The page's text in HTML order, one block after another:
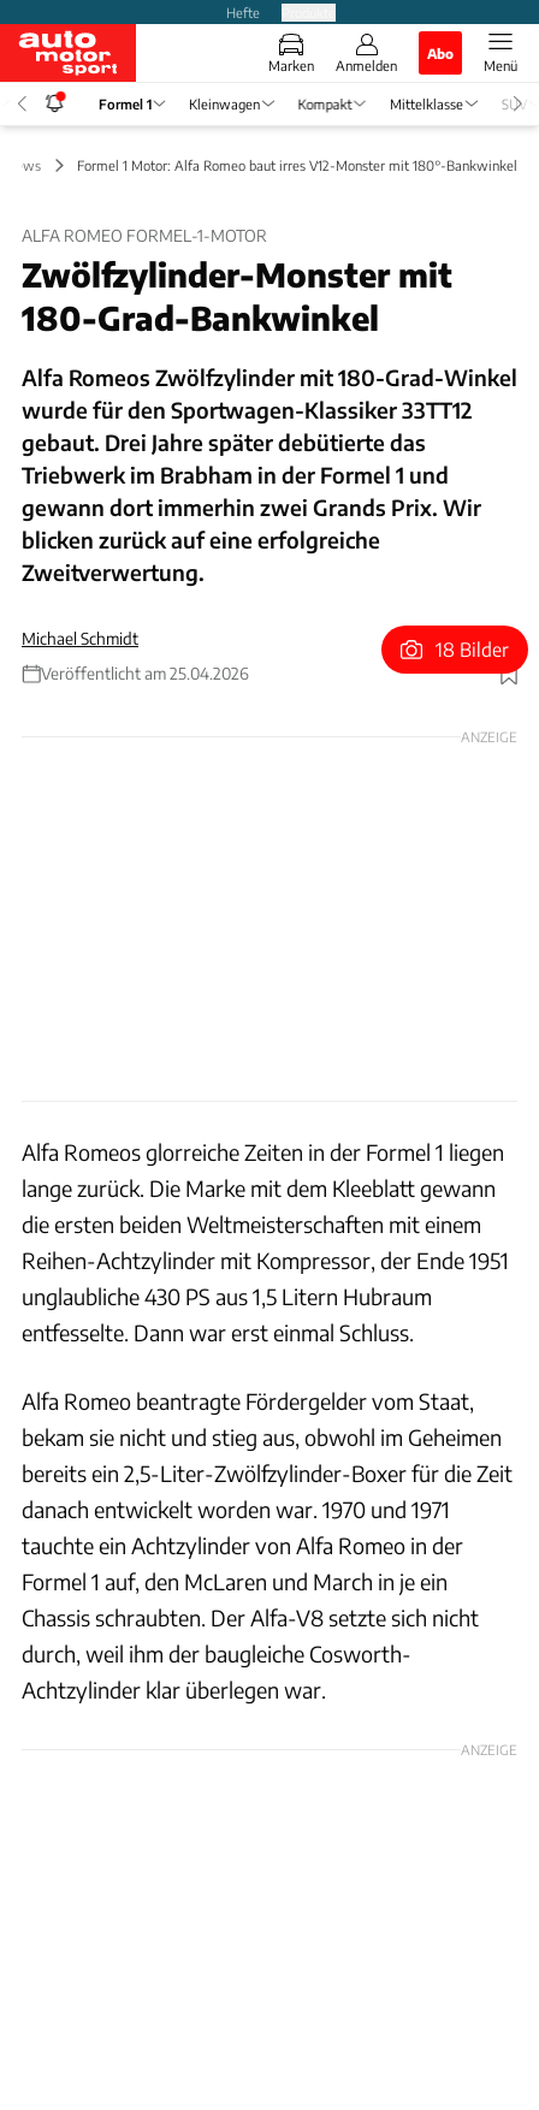
Hefte
Marken Anmelden
Abo
Menü
Formel 1 Kleinwagen Kompakt Mittelklasse SUV
News Formel 1 Motor: Alfa Romeo baut irres V12-Monster mit 180°-Bankwinkel
ALFA ROMEO FORMEL-1-MOTOR
Zwölfzylinder-Monster mit
180-Grad-Bankwinkel
Alfa Romeos Zwölfzylinder mit 180-Grad-Winkel
wurde für den Sportwagen-Klassiker 33TT12
gebaut. Drei Jahre später debütierte das
Triebwerk im Brabham in der Formel 1 und
gewann dort immerhin zwei Grands Prix. Wir
blicken zurück auf eine erfolgreiche
Zweitverwertung.
Michael Schmidt
Veröffentlicht am 25.04.2026
Foto: ams
18 Bilder
ANZEIGE
Alfa Romeos glorreiche Zeiten in der Formel 1 liegen
lange zurück. Die Marke mit dem Kleeblatt gewann
die ersten beiden Weltmeisterschaften mit einem
Reihen-Achtzylinder mit Kompressor, der Ende 1951
unglaubliche 430 PS aus 1,5 Litern Hubraum
entfesselte. Dann war erst einmal Schluss.
Alfa Romeo beantragte Fördergelder vom Staat,
bekam sie nicht und stieg aus, obwohl im Geheimen
bereits ein 2,5-Liter-Zwölfzylinder-Boxer für die Zeit
danach entwickelt worden war. 1970 und 1971
tauchte ein Achtzylinder von Alfa Romeo in der
Formel 1 auf, den McLaren und March in je ein
Chassis schraubten. Der Alfa-V8 setzte sich nicht
durch, weil ihm der baugleiche Cosworth-
Achtzylinder klar überlegen war.
ANZEIGE